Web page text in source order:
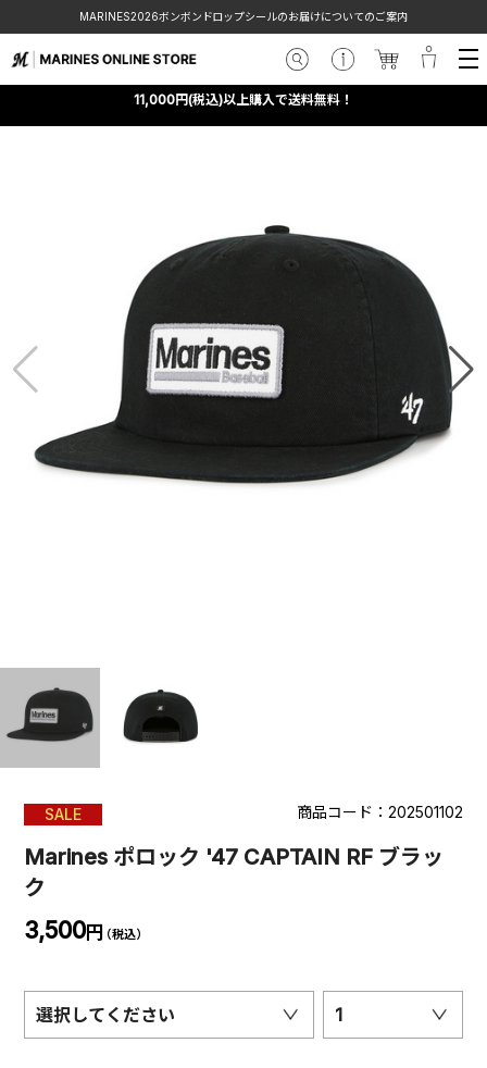
MARINES2026ボンボンドロップシールのお届けについてのご案内
11,000円(税込)以上購入で送料無料！
SALE 商品コード：202501102
Marines ポロック '47 CAPTAIN RF ブラッ
ク
3,500円 （税込）
選択してください 1